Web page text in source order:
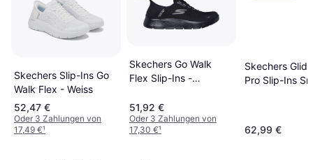
Skechers Slip-Ins Go
Walk Flex - Weiss
52,47 €
Oder 3 Zahlungen von
17,49 €¹
Skechers Go Walk
Flex Slip-Ins -
51,92 €
Oder 3 Zahlungen von
17,30 €¹
Skechers
Pro Slip-Ins
62,99 €